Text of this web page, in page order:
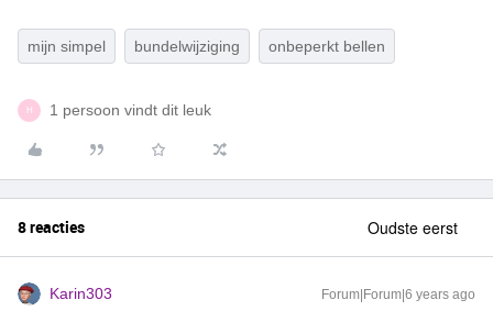
mijn simpel bundelwijziging onbeperkt bellen
H 1 persoon vindt dit leuk
8 reacties Oudste eerst
Karin303 Forum|Forum|6 years ago